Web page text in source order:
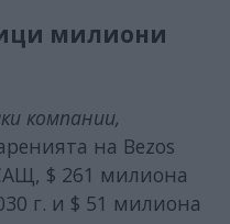
милиони
компании,
на Bezos
$ 261 милиона
г. и $ 51 милиона